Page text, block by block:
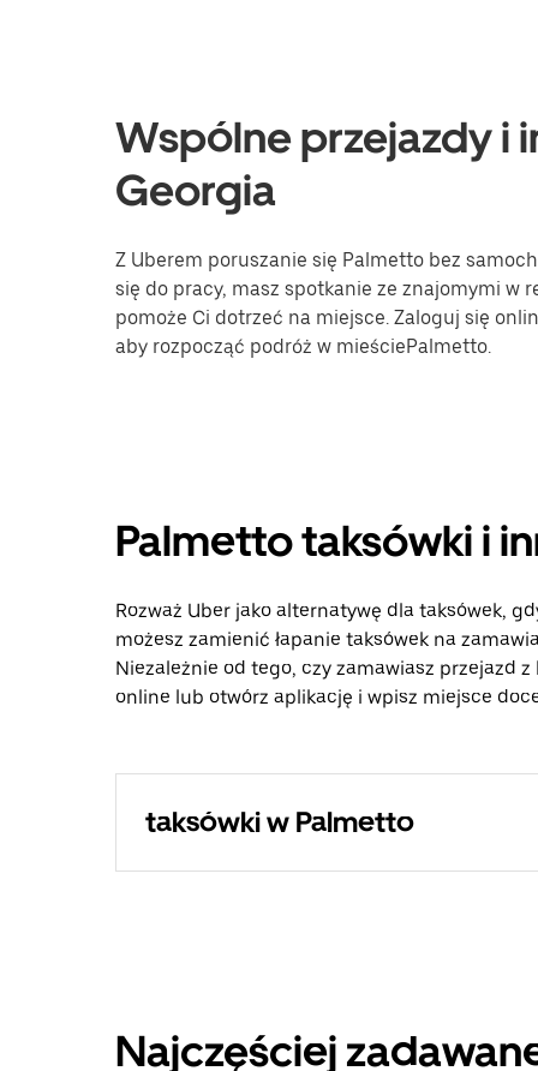
Wspólne przejazdy i
Georgia
Z Uberem poruszanie się Palmetto bez
się do pracy, masz spotkanie ze znajomymi w
pomoże Ci dotrzeć na miejsce. Zaloguj się
aby rozpocząć podróż w mieściePalmetto.
Palmetto taksówki i
Rozważ Uber jako alternatywę dla taksówek,
możesz zamienić łapanie taksówek na
Niezależnie od tego, czy zamawiasz przejazd
online lub otwórz aplikację i wpisz miejsce
taksówki w Palmetto
Najczęściej